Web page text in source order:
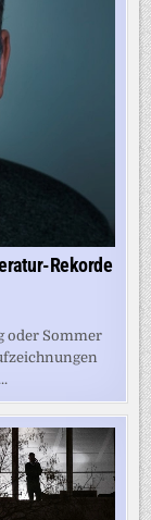
Rekorde
oder Sommer